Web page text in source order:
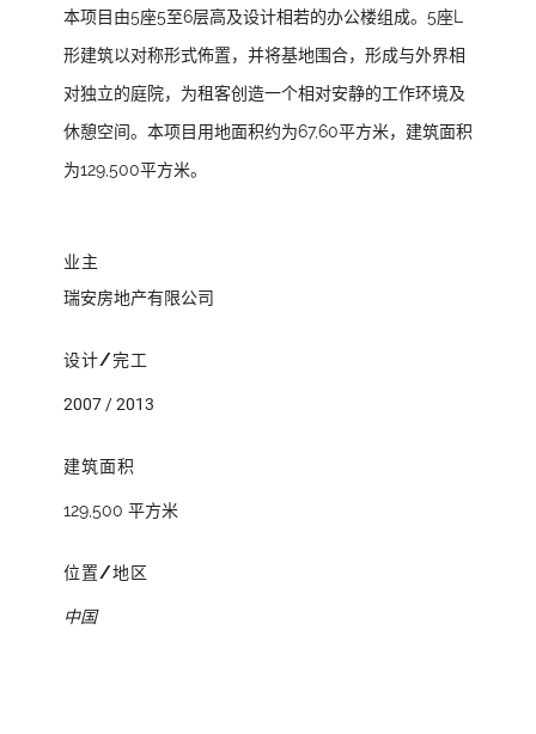
本项目由5座5至6层高及设计相若的办公楼组成。5座L
形建筑以对称形式佈置，并将基地围合，形成与外界相
对独立的庭院，为租客创造一个相对安静的工作环境及
休憩空间。本项目用地面积约为67,60平方米，建筑面积
为129,500平方米。
业主
瑞安房地产有限公司
设计/完工
2007 / 2013
建筑面积
129,500 平方米
位置/地区
中国